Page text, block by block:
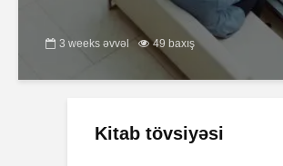
3 weeks əvvəl 49 baxış
Kitab tövsiyəsi